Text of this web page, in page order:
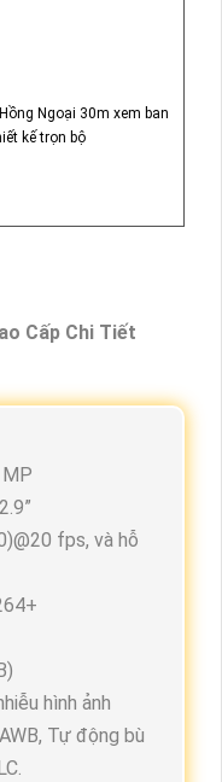
Ngoại 30m xem ban
kế trọn bộ
Cấp Chi Tiết
fps, và hỗ
hình ảnh
Tự động bù